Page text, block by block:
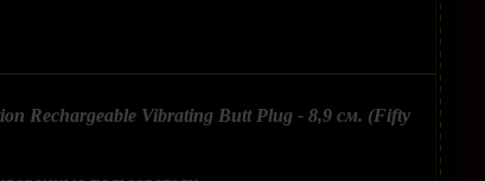
Rechargeable Vibrating Butt Plug - 8,9 см. (Fifty